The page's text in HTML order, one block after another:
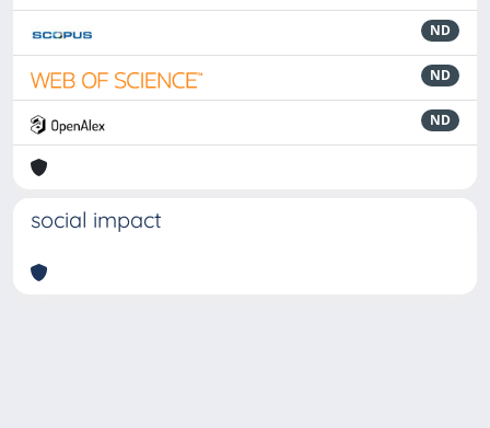
ND
ND
ND
social impact